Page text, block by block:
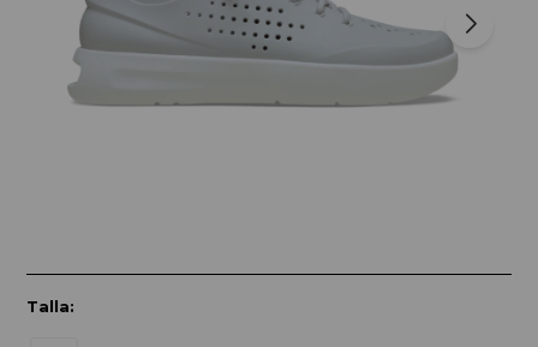
Talla: